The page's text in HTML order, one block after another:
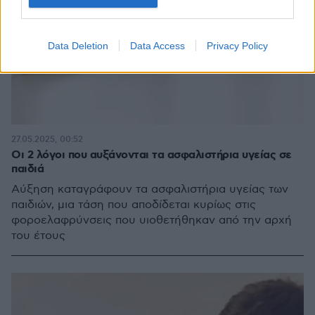
Data Deletion Data Access Privacy Policy
Οι 2 λόγοι που αυξάνονται τα ασφαλιστήρια υγείας σε
παιδιά
Αύξηση καταγράφουν τα ασφαλιστήρια υγείας των
παιδιών, μια τάση που αποδίδεται κυρίως στις
φοροελαφρύνσεις που υιοθετήθηκαν από την αρχή
του έτους
27.05.2025, 00:52